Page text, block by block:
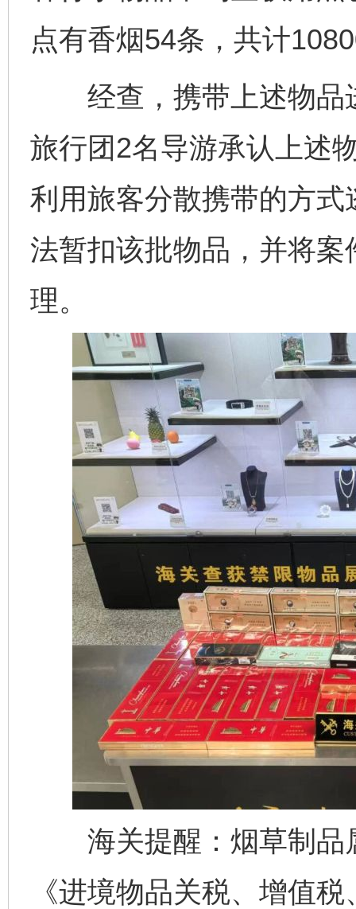
点有香烟54条，共计
经查，携带上述物品
旅行团2名导游承认上述
利用旅客分散携带的方
法暂扣该批物品，并将
理。
海关提醒：烟草制品
《进境物品关税、增值
完善运行机制助力责任有效落实 一纸欠
东山县通报“牛蛙产品抗生素超标问题” 法